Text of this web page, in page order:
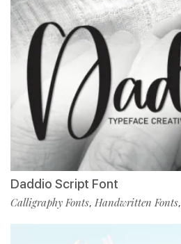
Daddio Script Font
Calligraphy Fonts, Handwritten Fonts,